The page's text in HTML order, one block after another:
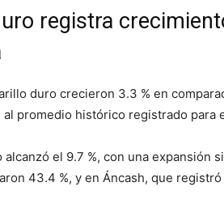
registra
duro crecieron 3.3 % en
promedio histórico registrado para
el 9.7 %, con una expansión
43.4 %, y en Áncash, que